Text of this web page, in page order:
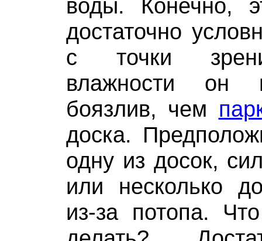
воды. Конечно,
достаточно
с точки
влажности он
боязлив, чем
доска.
одну из досок,
или несколько
из-за потопа.